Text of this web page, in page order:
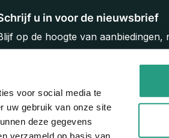
voor social media te
uw gebruik van onze site
deze gegevens
verzameld op basis van
u in voor de nieuwsbrief
op de hoogte van